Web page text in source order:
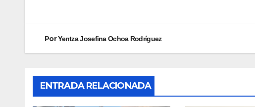
PorYentza Josefina Ochoa Rodríguez
ENTRADA RELACIONADA